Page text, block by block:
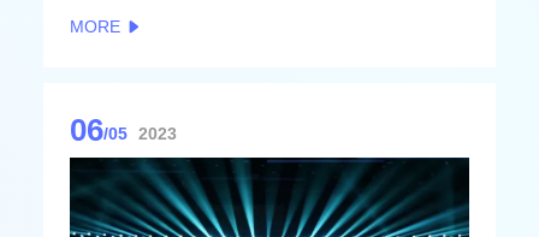
MORE
06/05 2023